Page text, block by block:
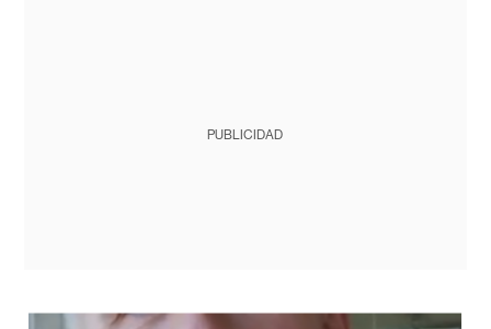
PUBLICIDAD